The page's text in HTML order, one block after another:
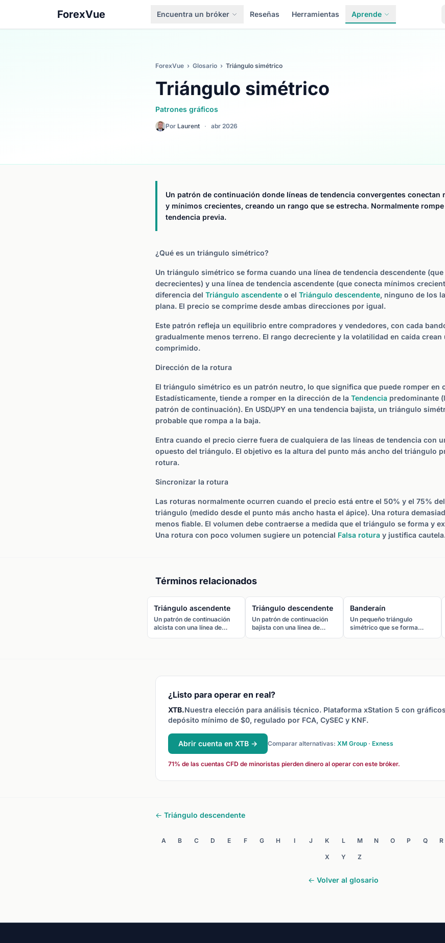
ForexVue Encuentra un bróker Reseñas Herramientas Aprende
ForexVue › Glosario › Triángulo simétrico
Triángulo simétrico
Patrones gráficos
Por Laurent · abr 2026
Un patrón de continuación donde líneas de tendencia convergentes conectan
y mínimos crecientes, creando un rango que se estrecha. Normalmente
tendencia previa.
¿Qué es un triángulo simétrico?
Un triángulo simétrico se forma cuando una línea de tendencia descendente
decrecientes) y una línea de tendencia ascendente (que conecta mínimos
diferencia del Triángulo ascendente o el Triángulo descendente, ninguno de los
plana. El precio se comprime desde ambas direcciones por igual.
Este patrón refleja un equilibrio entre compradores y vendedores, con cada
gradualmente menos terreno. El rango decreciente y la volatilidad en caída crean
comprimido.
Dirección de la rotura
El triángulo simétrico es un patrón neutro, lo que significa que puede romper en
Estadísticamente, tiende a romper en la dirección de la Tendencia predominante
patrón de continuación). En USD/JPY en una tendencia bajista, un triángulo
probable que rompa a la baja.
Entra cuando el precio cierre fuera de cualquiera de las líneas de tendencia con
opuesto del triángulo. El objetivo es la altura del punto más ancho del triángulo
rotura.
Sincronizar la rotura
Las roturas normalmente ocurren cuando el precio está entre el 50% y el 75%
triángulo (medido desde el punto más ancho hasta el ápice). Una rotura
menos fiable. El volumen debe contraerse a medida que el triángulo se forma y
Una rotura con poco volumen sugiere un potencial Falsa rotura y justifica
Términos relacionados
Triángulo ascendente
Un patrón de continuación
alcista con una línea de
través de la resistencia
Triángulo descendente
Un patrón de continuación
bajista con una línea de
a través del soporte plano.
Banderaín
Un pequeño triángulo
simétrico que se forma
un pequeño triángulo
¿Listo para operar en real?
XTB.Nuestra elección para análisis técnico. Plataforma xStation 5 con
depósito mínimo de $0, regulado por FCA, CySEC y KNF.
Abrir cuenta en XTB → Comparar alternativas: XM Group · Exness
71% de las cuentas CFD de minoristas pierden dinero al operar con este bróker.
← Triángulo descendente
A B C D E F G H I J K L M N O P Q R
X Y Z
← Volver al glosario